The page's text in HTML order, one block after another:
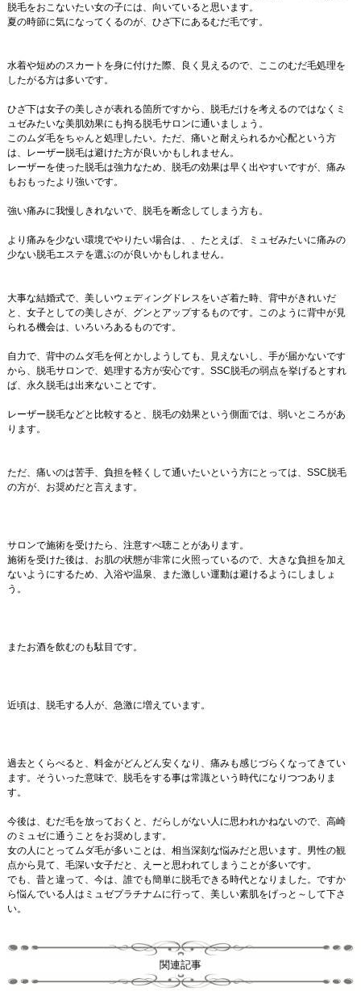
脱毛をおこないたい女の子には、向いていると思います。
夏の時節に気になってくるのが、ひざ下にあるむだ毛です。
水着や短めのスカートを身に付けた際、良く見えるので、ここのむだ毛処理を
したがる方は多いです。
ひざ下は女子の美しさが表れる箇所ですから、脱毛だけを考えるのではなくミ
ュゼみたいな美肌効果にも拘る脱毛サロンに通いましょう。
このムダ毛をちゃんと処理したい。ただ、痛いと耐えられるか心配という方
は、レーザー脱毛は避けた方が良いかもしれません。
レーザーを使った脱毛は強力なため、脱毛の効果は早く出やすいですが、痛み
もおもったより強いです。
強い痛みに我慢しきれないで、脱毛を断念してしまう方も。
より痛みを少ない環境でやりたい場合は、、たとえば、ミュゼみたいに痛みの
少ない脱毛エステを選ぶのが良いかもしれません。
大事な結婚式で、美しいウェディングドレスをいざ着た時、背中がきれいだ
と、女子としての美しさが、グンとアップするものです。このように背中が見
られる機会は、いろいろあるものです。
自力で、背中のムダ毛を何とかしようしても、見えないし、手が届かないです
から、脱毛サロンで、処理する方が安心です。SSC脱毛の弱点を挙げるとすれ
ば、永久脱毛は出来ないことです。
レーザー脱毛などと比較すると、脱毛の効果という側面では、弱いところがあ
ります。
ただ、痛いのは苦手、負担を軽くして通いたいという方にとっては、SSC脱毛
の方が、お奨めだと言えます。
サロンで施術を受けたら、注意すべ聴ことがあります。
施術を受けた後は、お肌の状態が非常に火照っているので、大きな負担を加え
ないようにするため、入浴や温泉、また激しい運動は避けるようにしましょ
う。
またお酒を飲むのも駄目です。
近頃は、脱毛する人が、急激に増えています。
過去とくらべると、料金がどんどん安くなり、痛みも感じづらくなってきてい
ます。そういった意味で、脱毛をする事は常識という時代になりつつありま
す。
今後は、むだ毛を放っておくと、だらしがない人に思われかねないので、高崎
のミュゼに通うことをお奨めします。
女の人にとってムダ毛が多いことは、相当深刻な悩みだと思います。男性の観
点から見て、毛深い女子だと、えーと思われてしまうことが多いです。
でも、昔と違って、今は、誰でも簡単に脱毛できる時代となりました。ですか
ら悩んでいる人はミュゼプラチナムに行って、美しい素肌をげっと～して下さ
い。
関連記事